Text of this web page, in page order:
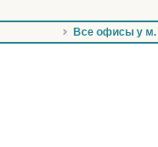
Все офисы у м.